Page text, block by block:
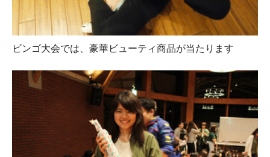
ビンゴ大会では、豪華ビューティ商品が当たります